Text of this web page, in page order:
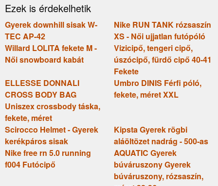
Ezek is érdekelhetik
Gyerek downhill sisak W-
TEC AP-42
Nike RUN TANK rózsaszín
XS - Női ujjatlan futópóló
Willard LOLITA fekete M -
Női snowboard kabát
Vizicipő, tengeri cipő,
úszócipő, fürdő cipő 40-41
Fekete
ELLESSE DONNALI
CROSS BODY BAG
Uniszex crossbody táska,
fekete, méret
Umbro DINIS Férfi póló,
fekete, méret XXL
Scirocco Helmet - Gyerek
kerékpáros sisak
Kipsta Gyerek rögbi
aláöltözet nadrág - 500-as
Nike free rn 5.0 running
f004 Futócipő
AQUATIC Gyerek
búváruszony Gyerek
búváruszony, rózsaszín,